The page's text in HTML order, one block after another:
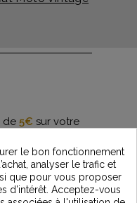
de 5€ sur votre
nouveautés
le bon fonctionnement
analyser le trafic et
que pour vous proposer
d’intérêt. Acceptez-vous